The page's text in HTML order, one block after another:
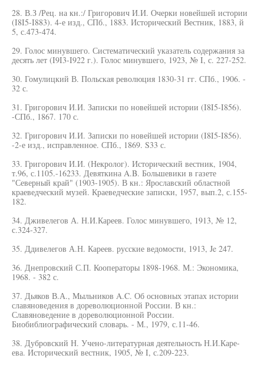
28. В.З /Рец. на кн.:/ Григорович И.И. Очерки новейшей истории
(I8I5-I883). 4-е изд., СПб., 1883. Исторический Вестник, 1883, й
5, с.473-474.
29. Голос минувшего. Систематический указатель содержания за
десять лет (I9I3-I922 г.). Голос минувшего, 1923, № I, с. 227-252.
30. Гомулицкий В. Польская революция 1830-31 гг. СПб., 1906. -
32 с.
31. Григорович И.И. Записки по новейшей истории (I8I5-I856).
-СПб., 1867. 170 с.
32. Григорович И.И. Записки по новейшей истории (I8I5-I856).
-2-е изд., исправленное. СПб., 1869. S33 с.
33. Григорович И.И. (Некролог). Исторический вестник, 1904,
т.96, с.1105.-16233. Девяткина A.B. Большевики в газете
"Северный край" (1903-1905). В кн.: Ярославский областной
краеведческий музей. Краеведческие записки, 1957, вып.2, с.155-
182.
34. Дживелегов А. Н.И.Кареев. Голос минувшего, 1913, № 12,
с.324-327.
35. Ддивелегов А.Н. Кареев. русские ведомости, 1913, Je 247.
36. Днепровский С.П. Кооператоры 1898-1968. М.: Экономика,
1968. - 382 с.
37. Дьяков В.А., Мыльников A.C. Об основных этапах истории
славяноведения в дореволюционной России. В кн.:
Славяноведение в дореволюционной России.
Биобиблиографический словарь. - М., 1979, с.11-46.
38. Дубровский Н. Учено-литературная деятельность Н.И.Каре-
ева. Исторический вестник, 1905, № I, с.209-223.